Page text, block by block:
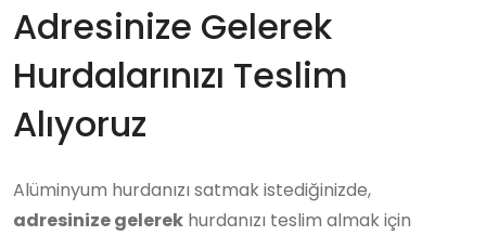
Adresinize Gelerek
Hurdalarınızı Teslim
Alıyoruz
Alüminyum hurdanızı satmak istediğinizde,
adresinize gelerek hurdanızı teslim almak için